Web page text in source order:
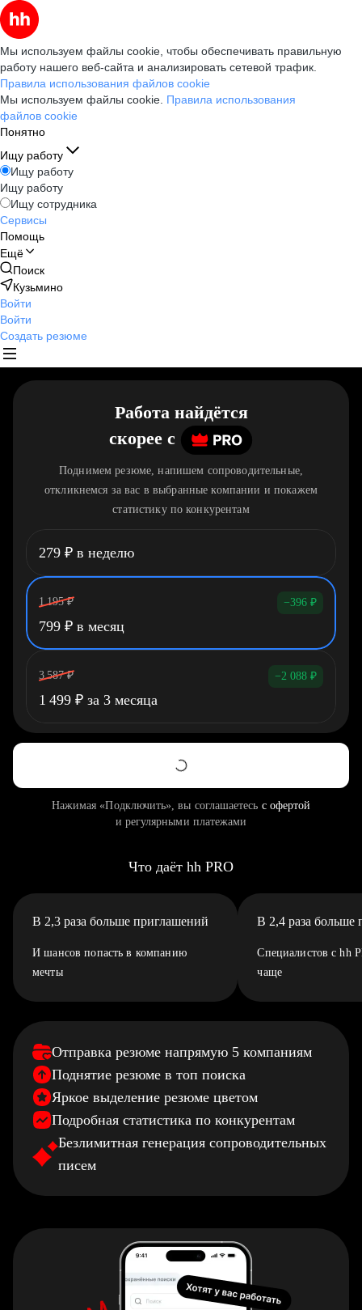
Мы используем файлы cookie, чтобы обеспечивать правильную
работу нашего веб-сайта и анализировать сетевой трафик.
Правила использования файлов cookie
Мы используем файлы cookie. Правила использования
файлов cookie
Понятно
Ищу работу
Ищу работу
Ищу работу
Ищу сотрудника
Сервисы
Помощь
Ещё
Поиск
Кузьмино
Войти
Войти
Создать резюме
Работа найдётся
скорее c
Поднимем резюме, напишем сопроводительные,
откликнемся за вас в выбранные компании и покажем
статистику по конкурентам
279 ₽ в неделю
1 195 ₽ −396 ₽
799 ₽ в месяц
3 587 ₽ −2 088 ₽
1 499 ₽ за 3 месяца
Нажимая «Подключить», вы соглашаетесь с офертой
и регулярными платежами
Что даёт hh PRO
В 2,3 раза больше приглашений
И шансов попасть в компанию
мечты
В 2,4 раза больше
Специалистов с hh
чаще
Отправка резюме напрямую 5 компаниям
Поднятие резюме в топ поиска
Яркое выделение резюме цветом
Подробная статистика по конкурентам
Безлимитная генерация сопроводительных
писем